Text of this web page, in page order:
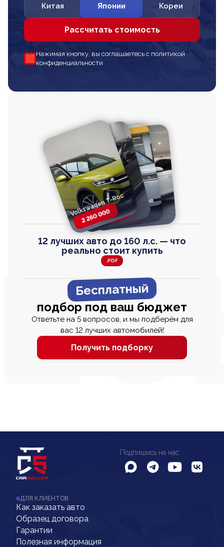
Китая Японии Кореи
Рассчитать стоимость
Нажимая кнопку, вы соглашаетесь с политикой
конфиденциальности
Volkswagen T-Roc
2 260 000
Toyota Harrier
2 820 000
Honda Step Wagon
2 820 000
Volkswagen
TAYRON
2 670 000
12 лучших авто до 160 л.с. — что
реально стоит купить
.PDF
Бесплатный
подбор под ваш бюджет
Ответьте на 5 вопросов, и мы подберём для
вас 12 лучших автомобилей!
Получить подборку
Подпишись на нас
ДЛЯ КЛИЕНТОВ
Как заказать авто
Образец договора
Гарантии
Полезная информация